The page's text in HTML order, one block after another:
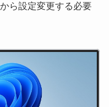
から設定変更する必要